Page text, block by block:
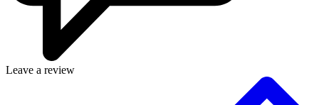
Leave a review